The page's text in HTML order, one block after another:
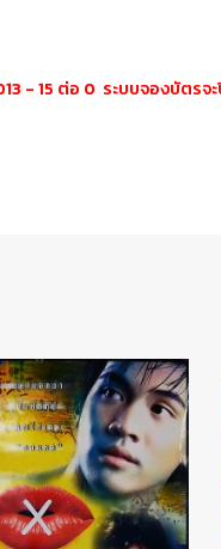
- 15 ต่อ 0 ระบบจองบัตรจ